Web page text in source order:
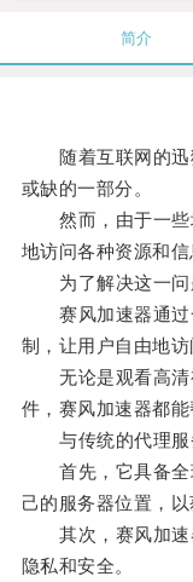
简介
随着互联网的迅
或缺的一部分。
然而，由于一些
地访问各种资源和信
为了解决这一问
赛风加速器通过
制，让用户自由地访
无论是观看高清
件，赛风加速器都能
与传统的代理服
首先，它具备全
己的服务器位置，以
其次，赛风加速
隐私和安全。